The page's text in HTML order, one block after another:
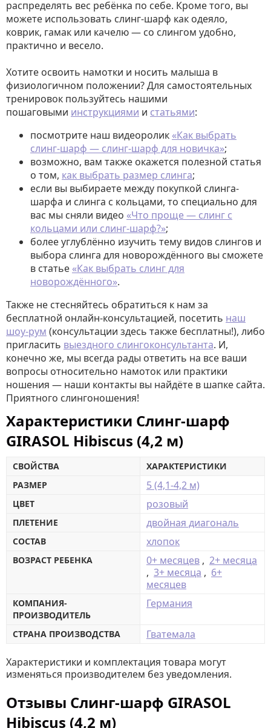
распределять вес ребёнка по себе. Кроме того, вы
можете использовать слинг-шарф как одеяло,
коврик, гамак или качелю — со слингом удобно,
практично и весело.
Хотите освоить намотки и носить малыша в
физиологичном положении? Для самостоятельных
тренировок пользуйтесь нашими
пошаговыми инструкциями и статьями:
посмотрите наш видеоролик «Как выбрать
слинг-шарф — слинг-шарф для новичка»;
возможно, вам также окажется полезной статья
о том, как выбрать размер слинга;
если вы выбираете между покупкой слинга-
шарфа и слинга с кольцами, то специально для
вас мы сняли видео «Что проще — слинг с
кольцами или слинг-шарф?»;
более углублённо изучить тему видов слингов и
выбора слинга для новорождённого вы сможете
в статье «Как выбрать слинг для
новорождённого».
Также не стесняйтесь обратиться к нам за
бесплатной онлайн-консультацией, посетить наш
шоу-рум (консультации здесь также бесплатны!), либо
пригласить выездного слингоконсультанта. И,
конечно же, мы всегда рады ответить на все ваши
вопросы относительно намоток или практики
ношения — наши контакты вы найдёте в шапке сайта.
Приятного слингоношения!
Характеристики Слинг-шарф
GIRASOL Hibiscus (4,2 м)
СВОЙСТВА
ХАРАКТЕРИСТИКИ
РАЗМЕР
5 (4,1-4,2 м)
ЦВЕТ розовый
ПЛЕТЕНИЕ двойная диагональ
СОСТАВ хлопок
ВОЗРАСТ РЕБЕНКА 0+ месяцев , 2+ месяца
, 3+ месяца , 6+
месяцев
КОМПАНИЯ-
ПРОИЗВОДИТЕЛЬ
Германия
СТРАНА ПРОИЗВОДСТВА Гватемала
Характеристики и комплектация товара могут
изменяться производителем без уведомления.
Отзывы Слинг-шарф GIRASOL
Hibiscus (4,2 м)